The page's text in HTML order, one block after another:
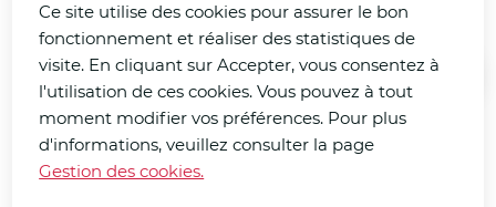
Ce site utilise des cookies pour assurer le bon
fonctionnement et réaliser des statistiques de
visite. En cliquant sur Accepter, vous consentez à
l'utilisation de ces cookies. Vous pouvez à tout
moment modifier vos préférences. Pour plus
d'informations, veuillez consulter la page
Gestion des cookies.
Accueil
En collaboration avec l'ensemble de son équipe
municipale, Corinne Noël, maire de Marck
entre 2017 et mars 2026, travaille au quotidien